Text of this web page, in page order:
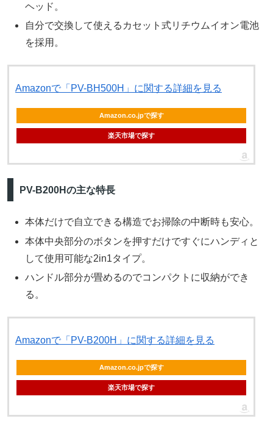
ヘッド。
自分で交換して使えるカセット式リチウムイオン電池
を採用。
Amazonで「PV-BH500H」に関する詳細を見る
Amazon.co.jpで探す
楽天市場で探す
PV-B200Hの主な特長
本体だけで自立できる構造でお掃除の中断時も安心。
本体中央部分のボタンを押すだけですぐにハンディと
して使用可能な2in1タイプ。
ハンドル部分が畳めるのでコンパクトに収納ができ
る。
Amazonで「PV-B200H」に関する詳細を見る
Amazon.co.jpで探す
楽天市場で探す